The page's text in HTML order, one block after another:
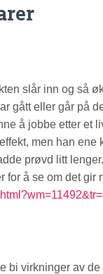
slår inn og så
gått eller går på
å jobbe etter et
men han ene
prøvd litt
for å se om det gir
bi virkninger av